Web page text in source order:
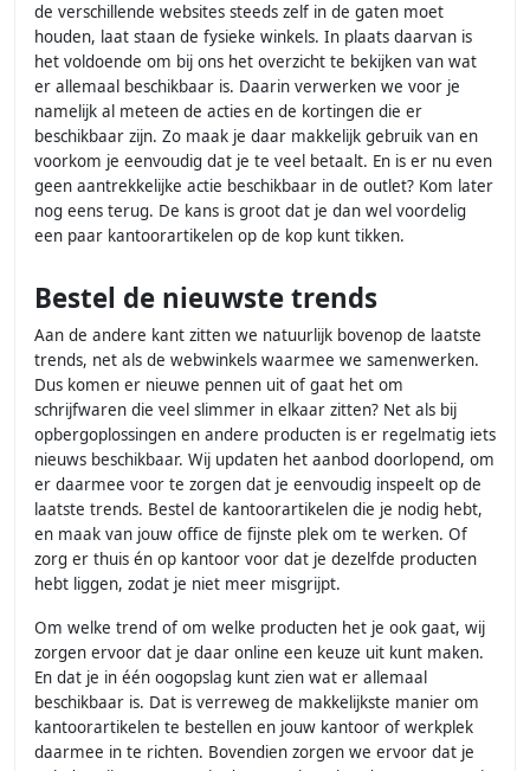
de verschillende websites steeds zelf in de gaten moet
houden, laat staan de fysieke winkels. In plaats daarvan is
het voldoende om bij ons het overzicht te bekijken van wat
er allemaal beschikbaar is. Daarin verwerken we voor je
namelijk al meteen de acties en de kortingen die er
beschikbaar zijn. Zo maak je daar makkelijk gebruik van en
voorkom je eenvoudig dat je te veel betaalt. En is er nu even
geen aantrekkelijke actie beschikbaar in de outlet? Kom later
nog eens terug. De kans is groot dat je dan wel voordelig
een paar kantoorartikelen op de kop kunt tikken.
Bestel de nieuwste trends
Aan de andere kant zitten we natuurlijk bovenop de laatste
trends, net als de webwinkels waarmee we samenwerken.
Dus komen er nieuwe pennen uit of gaat het om
schrijfwaren die veel slimmer in elkaar zitten? Net als bij
opbergoplossingen en andere producten is er regelmatig iets
nieuws beschikbaar. Wij updaten het aanbod doorlopend, om
er daarmee voor te zorgen dat je eenvoudig inspeelt op de
laatste trends. Bestel de kantoorartikelen die je nodig hebt,
en maak van jouw office de fijnste plek om te werken. Of
zorg er thuis én op kantoor voor dat je dezelfde producten
hebt liggen, zodat je niet meer misgrijpt.
Om welke trend of om welke producten het je ook gaat, wij
zorgen ervoor dat je daar online een keuze uit kunt maken.
En dat je in één oogopslag kunt zien wat er allemaal
beschikbaar is. Dat is verreweg de makkelijkste manier om
kantoorartikelen te bestellen en jouw kantoor of werkplek
daarmee in te richten. Bovendien zorgen we ervoor dat je